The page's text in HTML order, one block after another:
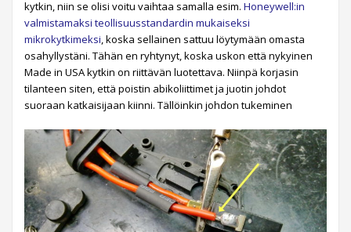
kytkin, niin se olisi voitu vaihtaa samalla esim. Honeywell:in
valmistamaksi teollisuusstandardin mukaiseksi
mikrokytkimeksi , koska sellainen sattuu löytymään omasta
osahyllystäni. Tähän en ryhtynyt, koska uskon että nykyinen
Made in USA kytkin on riittävän luotettava. Niinpä korjasin
tilanteen siten, että poistin abikoliittimet ja juotin johdot
suoraan katkaisijaan kiinni. Tällöinkin johdon tukeminen